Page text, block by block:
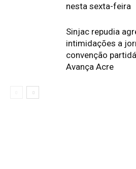
nesta sexta-feira
Sinjac repudia
intimidações a
convenção
Avança Acre